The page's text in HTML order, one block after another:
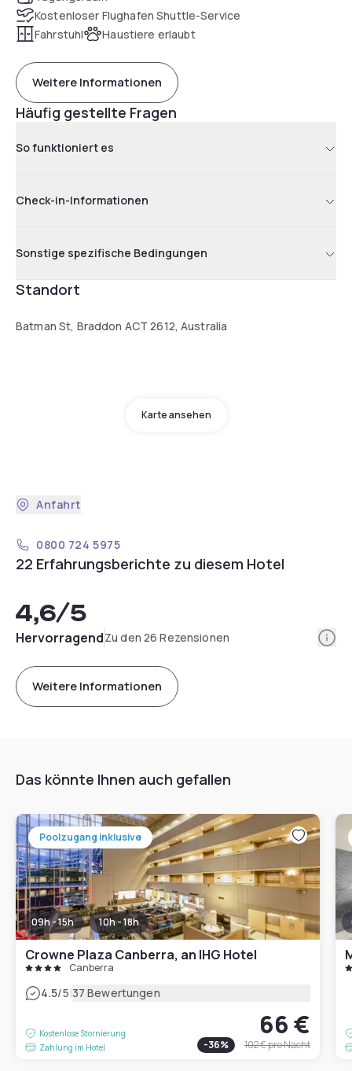
Kostenloser Flughafen Shuttle-Service
Fahrstuhl
Haustiere erlaubt
Weitere Informationen
Häufig gestellte Fragen
So funktioniert es
Check-in-Informationen
Sonstige spezifische Bedingungen
Standort
Batman St, Braddon ACT 2612, Australia
Karte ansehen
Anfahrt
0800 724 5975
22 Erfahrungsberichte zu diesem Hotel
4,6/5
HervorragendZu den 26 Rezensionen
Weitere Informationen
Das könnte Ihnen auch gefallen
Poolzugang inklusive
09h - 15h 10h - 18h
Crowne Plaza Canberra, an IHG Hotel
Canberra
4.5/5|37 Bewertungen
Kostenlose Stornierung
Zahlung im Hotel
66 €
-36% 102 €pro Nacht